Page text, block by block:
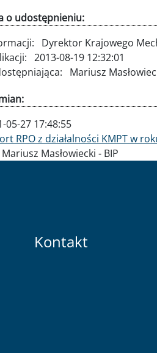
o udostępnieniu:
Dyrektor Krajowego
2013-08-19 12:32:01
Mariusz
05-27 17:48:55
RPO z działalności KMPT w
Mariusz Masłowiecki - BIP
Kontakt